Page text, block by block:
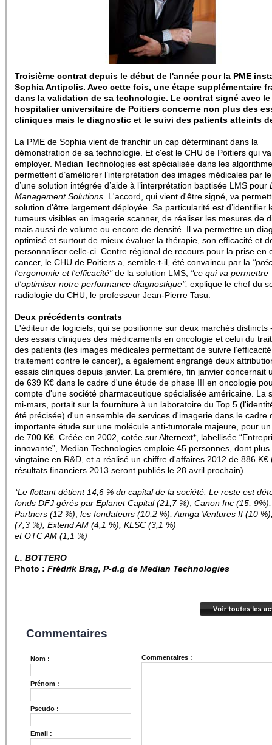
Troisième contrat depuis le début de l'année pour la PME
Sophia Antipolis. Avec cette fois, une étape supplémentaire
dans la validation de sa technologie. Le contrat signé avec le
hospitalier universitaire de Poitiers concerne non plus des
cliniques mais le diagnostic et le suivi des patients atteints
La PME de Sophia vient de franchir un cap déterminant dans la
démonstration de sa technologie. Et c'est le CHU de Poitiers qui
employer. Median Technologies est spécialisée dans les
permettent d’améliorer l’interprétation des images médicales par
d’une solution intégrée d’aide à l’interprétation baptisée LMS pour
Management Solutions. L'accord, qui vient d'être signé, va
solution d'être largement déployée. Sa particularité est d’identifier
tumeurs visibles en imagerie scanner, de réaliser les mesures de
mais aussi de volume ou encore de densité. Il va permettre un
optimisé et surtout de mieux évaluer la thérapie, son efficacité et
personnaliser celle-ci. Centre régional de recours pour la prise en
cancer, le CHU de Poitiers a, semble-t-il, été convaincu par la
l'ergonomie et l'efficacité"de la solution LMS, "ce qui va permettre
d'optimiser notre performance diagnostique", explique le chef du
radiologie du CHU, le professeur Jean-Pierre Tasu.
Deux précédents contrats
L'éditeur de logiciels, qui se positionne sur deux marchés distincts
des essais cliniques des médicaments en oncologie et celui du
des patients (les images médicales permettant de suivre
traitement contre le cancer), a également engrangé deux
essais cliniques depuis janvier. La première, fin janvier concernait
de 639 K€ dans le cadre d'une étude de phase III en oncologie
compte d'une société pharmaceutique spécialisée américaine. La
mi-mars, portait sur la fourniture à un laboratoire du Top 5
été précisée) d'un ensemble de services d'imagerie dans le cadre
importante étude sur une molécule anti-tumorale majeure, pour
de 700 K€. Créée en 2002, cotée sur Alternext*, labellisée
innovante”, Median Technologies emploie 45 personnes, dont plus
vingtaine en R&D, et a réalisé un chiffre d'affaires 2012 de 886 K€
résultats financiers 2013 seront publiés le 28 avril prochain).
*Le flottant détient 14,6 % du capital de la société. Le reste est
fonds DFJ gérés par Eplanet Capital (21,7 %) Canon Inc (15,
Partners (12 %) les fondateurs (10,2 %), Auriga Ventures II (10
(7,3 %), Extend AM (4,1 %), KLSC (3,1 %)
et OTC AM (1,1 %)
L. BOTTERO
Photo : Frédrik Brag, P-d.g de Median Technologies
Commentaires
Nom :
Prénom :
Pseudo :
Email :
Commentaires :